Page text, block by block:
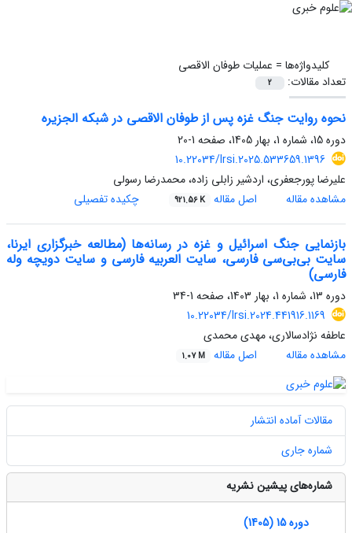
کلیدواژه‌ها = عملیات طوفان الاقصی
تعداد مقالات:
2
نحوه روایت جنگ غزه پس از طوفان الاقصی در شبکه الجزیره
دوره 15، شماره 1، بهار 1405، صفحه
1-20
10.22034/lrsi.2025.533659.1396
علیرضا پورجعفری، اردشیر زابلی زاده، محمدرضا رسولی
مشاهده مقاله
اصل مقاله 921.56 K چکیده تفصیلی
بازنمایی جنگ اسرائیل و غزه در رسانه‌ها (مطالعه خبرگزاری ایرنا،
سایت بی‌بی‌سی فارسی، سایت العربیه فارسی و سایت دویچه وله
فارسی)
دوره 13، شماره 1، بهار 1403، صفحه
1-34
10.22034/lrsi.2024.441916.1169
عاطفه نژادسالاری، مهدی محمدی
مشاهده مقاله
اصل مقاله 1.07 M
مقالات آماده انتشار
شماره جاری
شماره‌های پیشین نشریه
دوره 15 (1405)